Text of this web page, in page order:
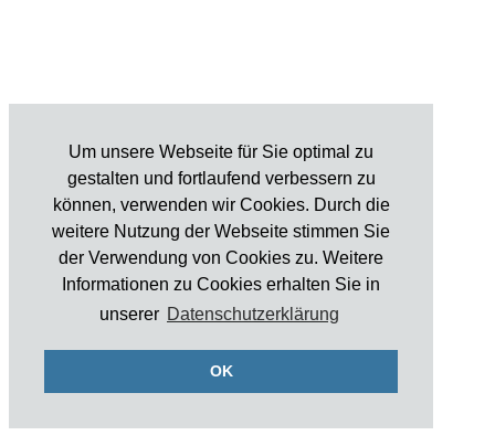
Um unsere Webseite für Sie optimal zu
gestalten und fortlaufend verbessern zu
können, verwenden wir Cookies. Durch die
weitere Nutzung der Webseite stimmen Sie
der Verwendung von Cookies zu. Weitere
Informationen zu Cookies erhalten Sie in
unserer Datenschutzerklärung
OK